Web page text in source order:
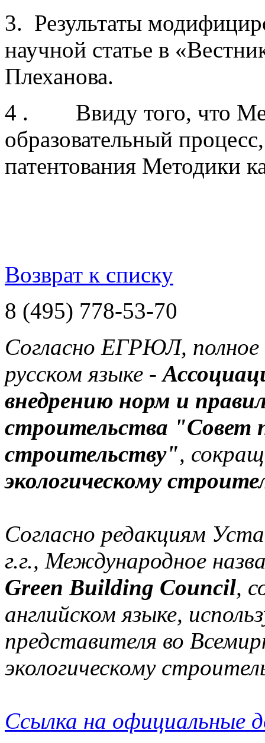
3. Результаты
научной статье в
Плеханова.
4 . Ввиду того, что
образовательный
патентования Методики
Возврат к списку
8 (495) 778-53-70
Согласно ЕГРЮЛ, полное
русском языке -
внедрению норм и правил
строительства "Совет
строительству",
экологическому
Согласно редакциям
г.г., Международное
Green Building Council,
английском языке,
представителя во
экологическому
Ссылка на официальные